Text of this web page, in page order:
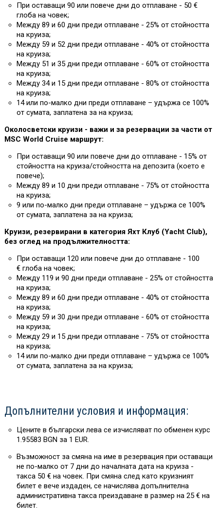
При оставащи 90 или повече дни до отплаване - 50 €
глоба на човек;
Между 89 и 60 дни преди отплаване - 25% от стойността
на круиза;
Между 59 и 52 дни преди отплаване - 40% от стойността
на круиза;
Между 51 и 35 дни преди отплаване - 60% от стойността
на круиза;
Между 34 и 15 дни преди отплаване - 80% от стойността
на круиза;
14 или по-малко дни преди отплаване – удържа се 100%
от сумата, заплатена за на круиза;
Околосветски круизи - важи и за резервации за части от
MSC World Cruise маршрут:
При оставащи 90 или повече дни до отплаване - 15% от
стойността на круиза/стойността на депозита (което е
повече);
Между 89 и 10 дни преди отплаване - 75% от стойността
на круиза;
9 или по-малко дни преди отплаване – удържа се 100%
от сумата, заплатена за на круиза;
Круизи, резервирани в категория Яхт Клуб (Yacht Club),
без оглед на продължителността:
При оставащи 120 или повече дни до отплаване - 100
€ глоба на човек;
Между 119 и 90 дни преди отплаване - 25% от стойността
на круиза;
Между 89 и 60 дни преди отплаване - 40% от стойността
на круиза;
Между 59 и 30 дни преди отплаване - 60% от стойността
на круиза;
Между 29 и 15 дни преди отплаване - 75% от стойността
на круиза;
14 или по-малко дни преди отплаване – удържа се 100%
от сумата, заплатена за на круиза;
Допълнителни условия и информация:
Цените в български лева се изчисляват по обменен курс
1.95583 BGN за 1 EUR.
Възможност за смяна на име в резервация при оставащи
не по-малко от 7 дни до началната дата на круиза -
такса 50 € на човек. При смяна след като круизният
билет е вече издаден, се начислява допълнителна
административна такса преиздаване в размер на 25 € на
билет.